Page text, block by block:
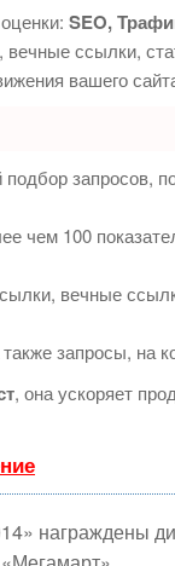
SEO,
ссылки,
вашего
запросов,
чем 100
вечные
запросы, на
, она ускоряет
награждены